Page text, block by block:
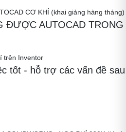
CƠ KHÍ (khai giảng hàng tháng)
ĐƯỢC AUTOCAD TRONG
trên Inventor
tốt - hỗ trợ các vấn đề